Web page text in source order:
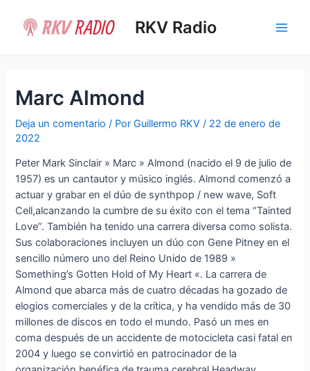
contenido
RKV Radio
Marc Almond
Deja un comentario / PorGuillermo RKV/ 22 de enero de
2022
Peter Mark Sinclair » Marc » Almond (nacido el 9 de julio de
1957) es un cantautor y músico inglés. Almond comenzó a
actuar y grabar en el dúo de synthpop / new wave, Soft
Cell,alcanzando la cumbre de su éxito con el tema “Tainted
Love”. También ha tenido una carrera diversa como solista.
Sus colaboraciones incluyen un dúo con Gene Pitney en el
sencillo número uno del Reino Unido de 1989 »
Something’s Gotten Hold of My Heart «. La carrera de
Almond que abarca más de cuatro décadas ha gozado de
elogios comerciales y de la crítica, y ha vendido más de 30
millones de discos en todo el mundo. Pasó un mes en
coma después de un accidente de motocicleta casi fatal en
2004 y luego se convirtió en patrocinador de la